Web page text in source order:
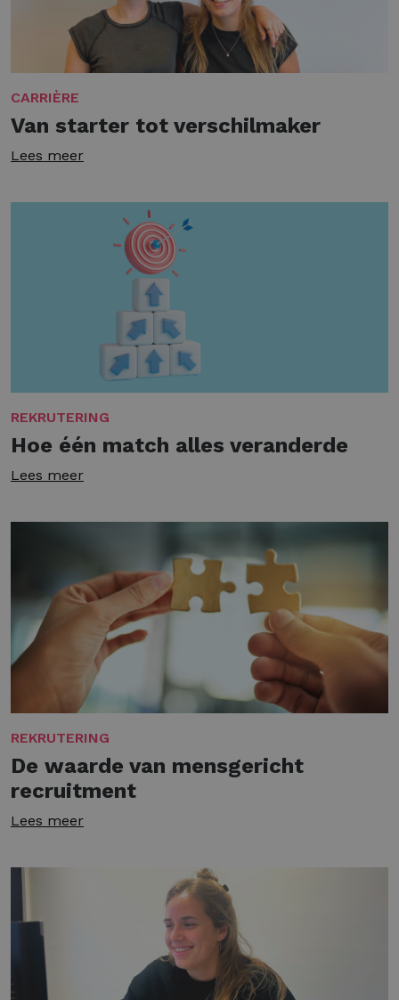
CARRIÈRE
Van starter tot verschilmaker
Lees meer
REKRUTERING
Hoe één match alles veranderde
Lees meer
REKRUTERING
De waarde van mensgericht
recruitment
Lees meer